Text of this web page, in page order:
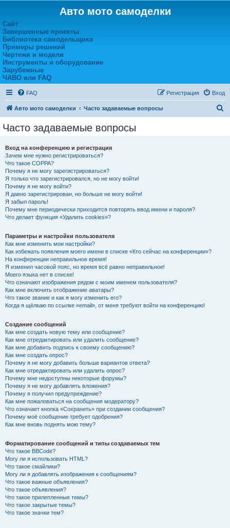
Авто мото самоделки
Сайт
Завершенные проекты
Библиотека самодельщика
Примеры решений
Чертежи и модели
Инструменты и оборудование
Зарубежные
ЧАВО или FAQ
FAQ Вход
Регистрация
Авто мото самоделки Часто задаваемые вопросы
Часто задаваемые вопросы
Вход на конференцию и регистрация
Зачем мне нужно регистрироваться?
Что такое COPPA?
Почему я не могу зарегистрироваться?
Я только что зарегистрировался, но не могу войти!
Почему я не могу войти?
Я давно зарегистрирован, но больше не могу войти!
Я забыл пароль!
Почему мне периодически приходится повторять ввод имени и пароля?
Что делает функция «Удалить cookies»?
Параметры и настройки пользователя
Как мне изменить мои настройки?
Как избежать появления моего имени в списке «Кто сейчас на конференции»?
На конференции неправильное время!
Я изменил часовой пояс, но время всё равно неправильное!
Моего языка нет в списке!
Что означают изображения рядом с моим именем пользователя?
Как мне включить отображение аватары?
Что такое звание и как я могу изменить его?
Когда я щёлкаю по ссылке «email», от меня требуют войти на конференцию!
Создание сообщений
Как мне создать новую тему или сообщение?
Как мне отредактировать или удалить сообщение?
Как мне добавить подпись к своему сообщению?
Как мне создать опрос?
Почему я не могу добавить больше вариантов ответа?
Как мне отредактировать или удалить опрос?
Почему мне недоступны некоторые форумы?
Почему я не могу добавлять вложения?
Почему я получил предупреждение?
Как мне пожаловаться на сообщения модератору?
Что означает кнопка «Сохранить» при создании сообщения?
Почему моё сообщение требует одобрения?
Как мне вновь поднять мою тему?
Форматирование сообщений и типы создаваемых тем
Что такое BBCode?
Могу ли я использовать HTML?
Что такое смайлики?
Могу ли я добавлять изображения к сообщениям?
Что такое важные объявления?
Что такое объявления?
Что такое прилепленные темы?
Что такое закрытые темы?
Что такое значки тем?